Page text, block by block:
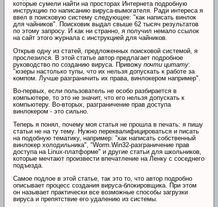
которые сумели найти на просторах Интернета подробную
инструкцию по написанию вируса-вымогателя. Ради интереса я
ввел в поисковую систему следующее: "как написать винлок
для чайников". Поисковик выдал свыше 62 тысяч результатов
по этому запросу. И как ни странно, я получил немало ссылок
на сайт этого журнала с инструкцией для чайников.
Открыв одну из статей, предложенных поисковой системой, я
прослезился. В этой статье автор предлагает подробное
руководство по созданию вируса. Привожу почти цитату:
"юзеры настолько тупы, что их нельзя допускать к работе за
компом. Лучше разграничить их права, винлокером например".
Во-первых, если пользователь не особо разбирается в
компьютере, то это не значит, что его нельзя допускать к
компьютеру. Во-вторых, разграничение прав доступа
винлокером - это сильно.
Теперь я понял, почему моя статья не прошла в печать: я пишу
статьи не на ту тему. Нужно переквалифицироваться и писать
на подобную тематику, например: "как написать собственный
винлокер холодильника", "Worm.Win32-разграничение прав
доступа на Linux-платформе" и другие статьи для школьников,
которые мечтают произвести впечатление на Ленку с соседнего
подъезда.
Самое подлое в этой статье, так это то, что автор подробно
описывает процесс создания вируса-блокировщика. При этом
он называет практически все возможные способы загрузки
вируса и препятствие его удалению из системы.